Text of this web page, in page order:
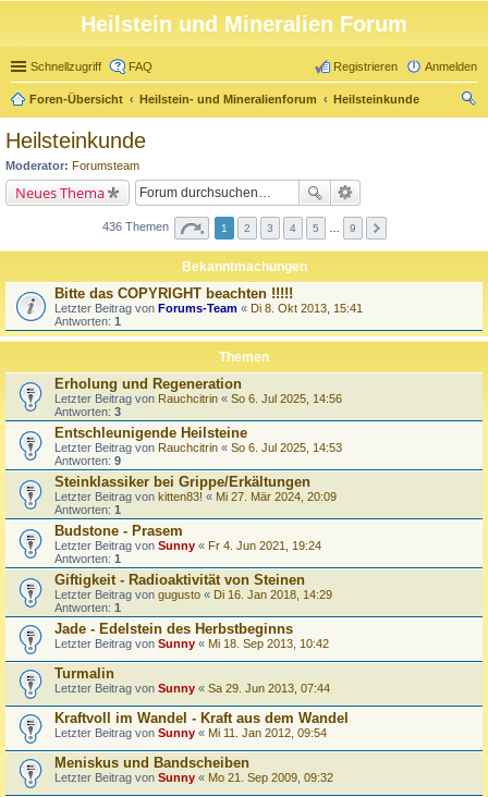
Heilstein und Mineralien Forum
Schnellzugriff FAQ Anmelden
Registrieren
Foren-Übersicht Heilstein- und Mineralienforum
Heilsteinkunde
Heilsteinkunde
Moderator: Forumsteam
Neues Thema
436 Themen 1 2 3 4 5 9
Bekanntmachungen
Bitte das COPYRIGHT beachten !!!!!
Letzter Beitrag von Forums-Team « Di 8. Okt 2013, 15:41
Antworten: 1
Themen
Erholung und Regeneration
Letzter Beitrag von Rauchcitrin « So 6. Jul 2025, 14:56
Antworten: 3
Entschleunigende Heilsteine
Letzter Beitrag von Rauchcitrin « So 6. Jul 2025, 14:53
Antworten: 9
Steinklassiker bei Grippe/Erkältungen
Letzter Beitrag von kitten83! « Mi 27. Mär 2024, 20:09
Antworten: 1
Budstone - Prasem
Letzter Beitrag von Sunny « Fr 4. Jun 2021, 19:24
Antworten: 1
Giftigkeit - Radioaktivität von Steinen
Letzter Beitrag von gugusto « Di 16. Jan 2018, 14:29
Antworten: 1
Jade - Edelstein des Herbstbeginns
Letzter Beitrag von Sunny « Mi 18. Sep 2013, 10:42
Turmalin
Letzter Beitrag von Sunny « Sa 29. Jun 2013, 07:44
Kraftvoll im Wandel - Kraft aus dem Wandel
Letzter Beitrag von Sunny « Mi 11. Jan 2012, 09:54
Meniskus und Bandscheiben
Letzter Beitrag von Sunny « Mo 21. Sep 2009, 09:32